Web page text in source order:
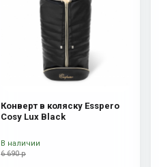
Конверт в коляску Esspero
Cosy Lux Black
6 690 р
В наличии